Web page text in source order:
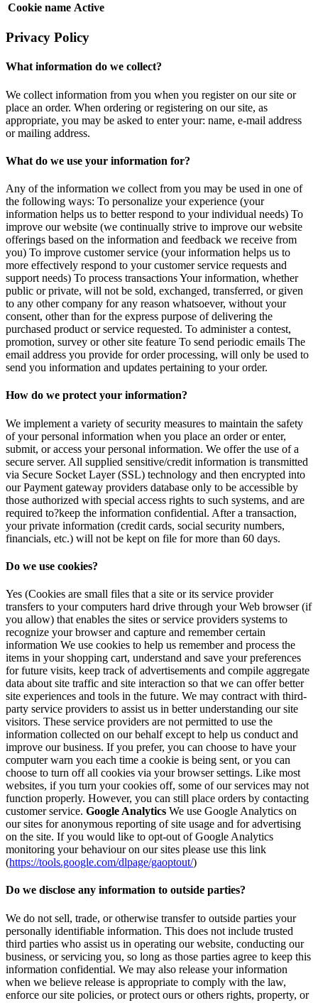
Cookie name Active
Privacy Policy
What information do we collect?
We collect information from you when you register on our site or
place an order. When ordering or registering on our site, as
appropriate, you may be asked to enter your: name, e-mail address
or mailing address.
What do we use your information for?
Any of the information we collect from you may be used in one of
the following ways: To personalize your experience (your
information helps us to better respond to your individual needs) To
improve our website (we continually strive to improve our website
offerings based on the information and feedback we receive from
you) To improve customer service (your information helps us to
more effectively respond to your customer service requests and
support needs) To process transactions Your information, whether
public or private, will not be sold, exchanged, transferred, or given
to any other company for any reason whatsoever, without your
consent, other than for the express purpose of delivering the
purchased product or service requested. To administer a contest,
promotion, survey or other site feature To send periodic emails The
email address you provide for order processing, will only be used to
send you information and updates pertaining to your order.
How do we protect your information?
We implement a variety of security measures to maintain the safety
of your personal information when you place an order or enter,
submit, or access your personal information. We offer the use of a
secure server. All supplied sensitive/credit information is transmitted
via Secure Socket Layer (SSL) technology and then encrypted into
our Payment gateway providers database only to be accessible by
those authorized with special access rights to such systems, and are
required to?keep the information confidential. After a transaction,
your private information (credit cards, social security numbers,
financials, etc.) will not be kept on file for more than 60 days.
Do we use cookies?
Yes (Cookies are small files that a site or its service provider
transfers to your computers hard drive through your Web browser (if
you allow) that enables the sites or service providers systems to
recognize your browser and capture and remember certain
information We use cookies to help us remember and process the
items in your shopping cart, understand and save your preferences
for future visits, keep track of advertisements and compile aggregate
data about site traffic and site interaction so that we can offer better
site experiences and tools in the future. We may contract with third-
party service providers to assist us in better understanding our site
visitors. These service providers are not permitted to use the
information collected on our behalf except to help us conduct and
improve our business. If you prefer, you can choose to have your
computer warn you each time a cookie is being sent, or you can
choose to turn off all cookies via your browser settings. Like most
websites, if you turn your cookies off, some of our services may not
function properly. However, you can still place orders by contacting
customer service. Google Analytics We use Google Analytics on
our sites for anonymous reporting of site usage and for advertising
on the site. If you would like to opt-out of Google Analytics
monitoring your behaviour on our sites please use this link
(https://tools.google.com/dlpage/gaoptout/)
Do we disclose any information to outside parties?
We do not sell, trade, or otherwise transfer to outside parties your
personally identifiable information. This does not include trusted
third parties who assist us in operating our website, conducting our
business, or servicing you, so long as those parties agree to keep this
information confidential. We may also release your information
when we believe release is appropriate to comply with the law,
enforce our site policies, or protect ours or others rights, property, or